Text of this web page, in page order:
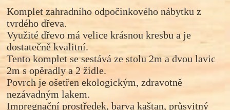
Komplet zahradního odpočinkového nábytku z
tvrdého dřeva.
Využité dřevo má velice krásnou kresbu a je
dostatečně kvalitní.
Tento komplet se sestává ze stolu 2m a dvou lavic
2m s opěradly a 2židle.
Povrch je ošetřen ekologickým, zdravotně
nezávadným lakem.
Impregnační prostředek, barvakaštan, průsvitný